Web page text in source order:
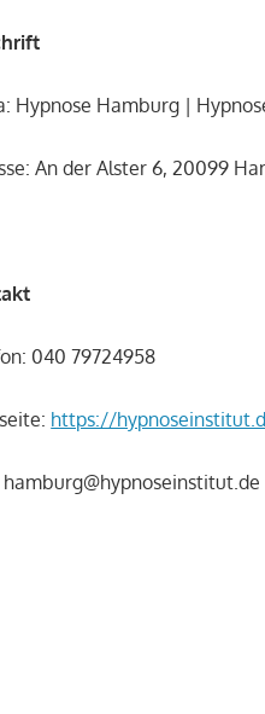
Hypnose Hamburg |
An der Alster 6, 20099
040 79724958
https://
hamburg@hypnoseinstitut.de